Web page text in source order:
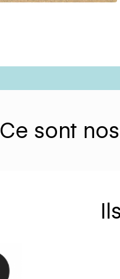
Ce sont